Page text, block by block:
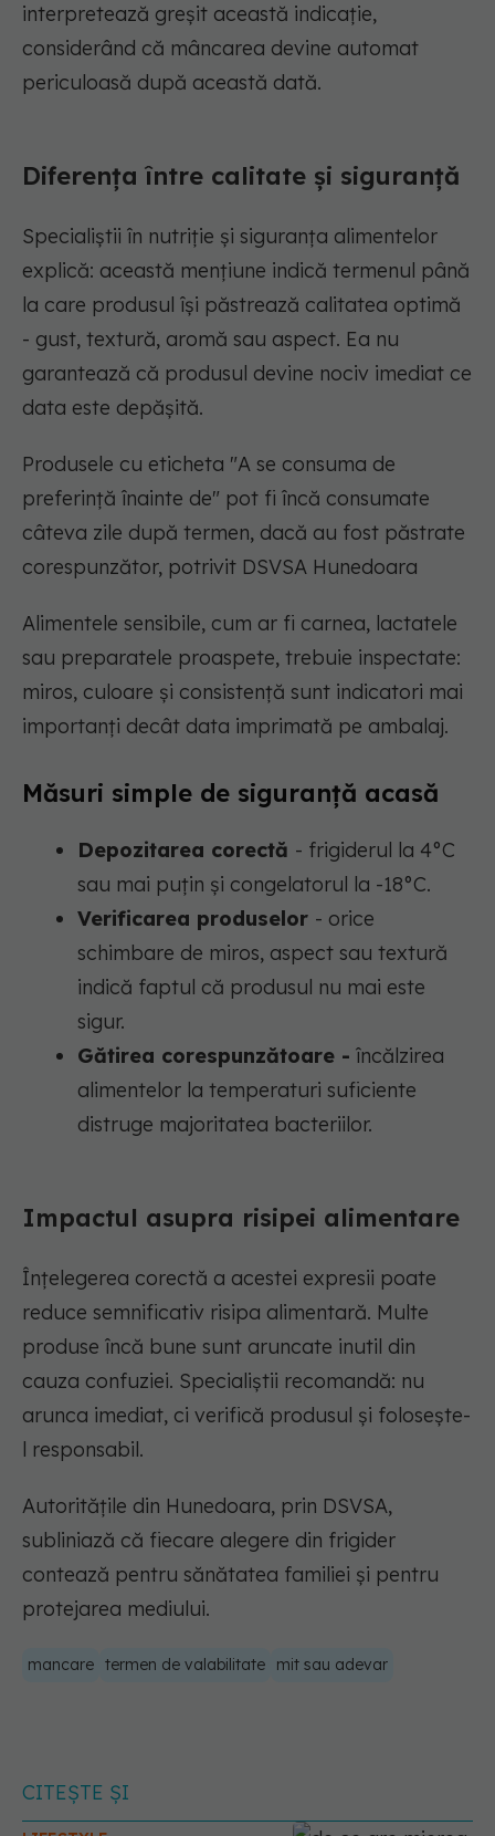
interpretează greșit această indicație,
considerând că mâncarea devine automat
periculoasă după această dată.
Diferența între calitate și siguranță
Specialiștii în nutriție și siguranța alimentelor
explică: această mențiune indică termenul până
la care produsul își păstrează calitatea optimă
- gust, textură, aromă sau aspect. Ea nu
garantează că produsul devine nociv imediat ce
data este depășită.
Produsele cu eticheta "A se consuma de
preferință înainte de" pot fi încă consumate
câteva zile după termen, dacă au fost păstrate
corespunzător, potrivit DSVSA Hunedoara
Alimentele sensibile, cum ar fi carnea, lactatele
sau preparatele proaspete, trebuie inspectate:
miros, culoare și consistență sunt indicatori mai
importanți decât data imprimată pe ambalaj.
Măsuri simple de siguranță acasă
Depozitarea corectă - frigiderul la 4°C
sau mai puțin și congelatorul la -18°C.
Verificarea produselor - orice
schimbare de miros, aspect sau textură
indică faptul că produsul nu mai este
sigur.
Gătirea corespunzătoare - încălzirea
alimentelor la temperaturi suficiente
distruge majoritatea bacteriilor.
Impactul asupra risipei alimentare
Înțelegerea corectă a acestei expresii poate
reduce semnificativ risipa alimentară. Multe
produse încă bune sunt aruncate inutil din
cauza confuziei. Specialiștii recomandă: nu
arunca imediat, ci verifică produsul și folosește-
l responsabil.
Autoritățile din Hunedoara, prin DSVSA,
subliniază că fiecare alegere din frigider
contează pentru sănătatea familiei și pentru
protejarea mediului.
mancare termen de valabilitate mit sau adevar
CITEȘTE ȘI